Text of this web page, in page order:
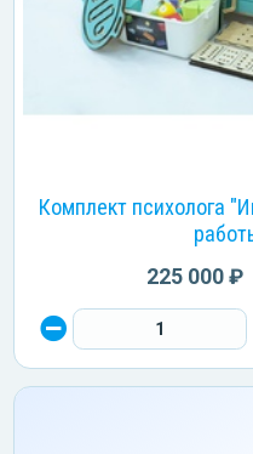
Комплект психолога
225 000 ₽